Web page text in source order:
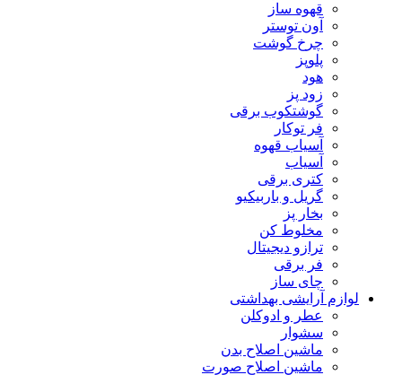
قهوه ساز
آون توستر
چرخ گوشت
پلوپز
هود
زود پز
گوشتکوب برقی
فر توکار
آسیاب قهوه
آسیاب
کتری برقی
گریل و باربیکیو
بخار پز
مخلوط کن
ترازو دیجیتال
فر برقی
چای ساز
لوازم آرایشی بهداشتی
عطر و ادوکلن
سشوار
ماشین اصلاح بدن
ماشین اصلاح صورت